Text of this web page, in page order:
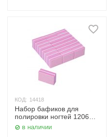
КОД: 14418
Набор бафиков для
полировки ногтей 1206
Kristaller
в наличии